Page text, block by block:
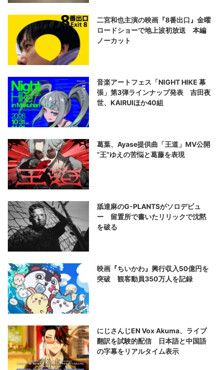
二宮和也主演の映画『8番出口』金曜
ロードショーで地上波初放送 本編
ノーカット
音楽アートフェス「NIGHT HIKE 幕
張」第3弾ラインナップ発表 吉田夜
世、KAIRUIほか40組
葛葉、Ayase提供曲「王道」MV公開
“王”ゆえの苦悩と葛藤を表現
舐達麻のG-PLANTSがソロデビュ
ー 留置所で書いたリリックで沈黙
を破る
映画『ちいかわ』興行収入50億円を
突破 観客動員350万人を記録
にじさんじEN Vox Akuma、ライブ
翻訳を試験的配信 日本語と中国語
の字幕をリアルタイム表示